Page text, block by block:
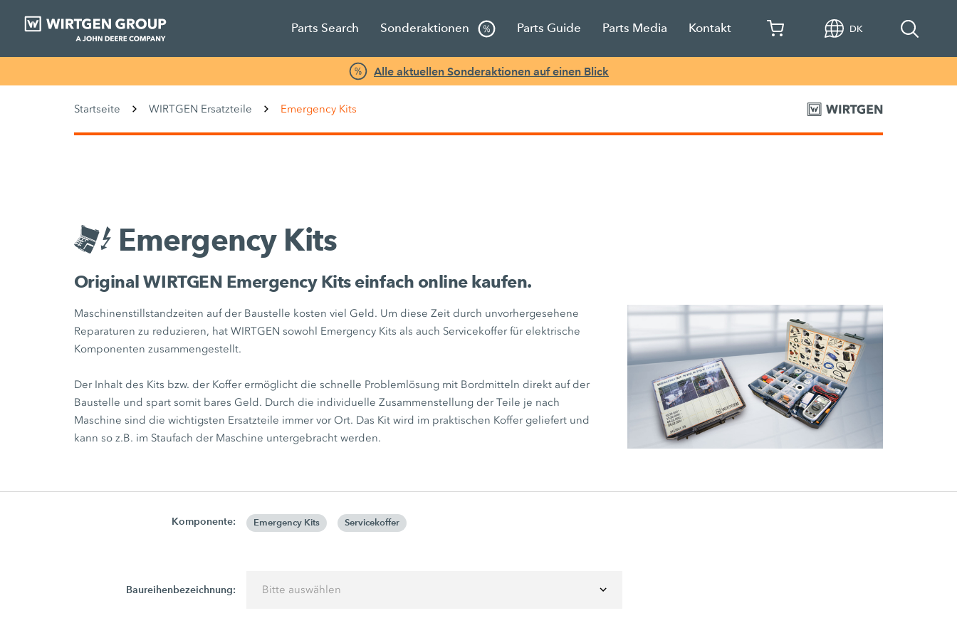
Parts Search Sonderaktionen Parts Guide Parts Media Kontakt DK
Alle aktuellen Sonderaktionen auf einen Blick
Startseite WIRTGEN Ersatzteile Emergency Kits
Emergency Kits
Original WIRTGEN Emergency Kits einfach online kaufen.
Maschinenstillstandzeiten auf der Baustelle kosten viel Geld. Um diese Zeit durch unvorhergesehene
Reparaturen zu reduzieren, hat WIRTGEN sowohl Emergency Kits als auch Servicekoffer für elektrische
Komponenten zusammengestellt.
Der Inhalt des Kits bzw. der Koffer ermöglicht die schnelle Problemlösung mit Bordmitteln direkt auf der
Baustelle und spart somit bares Geld. Durch die individuelle Zusammenstellung der Teile je nach
Maschine sind die wichtigsten Ersatzteile immer vor Ort. Das Kit wird im praktischen Koffer geliefert und
kann so z.B. im Staufach der Maschine untergebracht werden.
Komponente: Emergency Kits Servicekoffer
Baureihenbezeichnung: Bitte auswählen